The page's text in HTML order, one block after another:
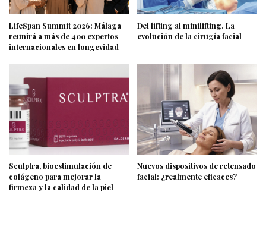
LifeSpan Summit 2026: Málaga
reunirá a más de 400 expertos
internacionales en longevidad
Del lifting al minilifting. La
evolución de la cirugía facial
Sculptra, bioestimulación de
colágeno para mejorar la
firmeza y la calidad de la piel
Nuevos dispositivos de retensado
facial: ¿realmente eficaces?